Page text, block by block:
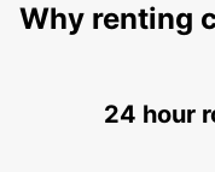
Why renting
24 hour